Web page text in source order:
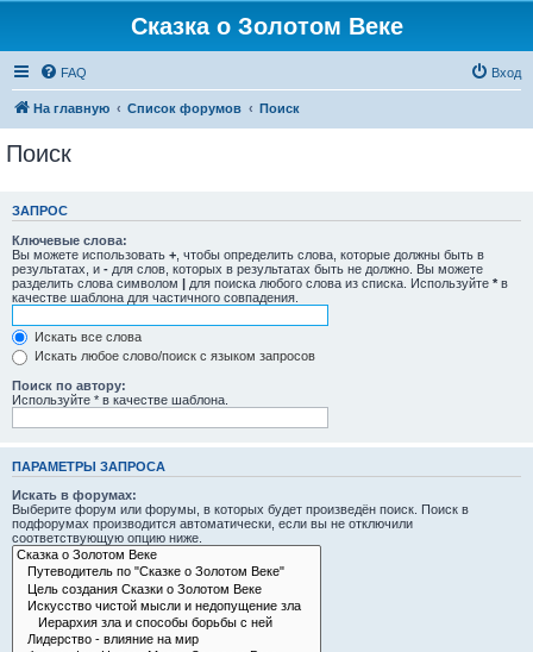
Сказка о Золотом Веке
FAQ Вход
На главную Список форумов Поиск
Поиск
ЗАПРОС
Ключевые слова:
Вы можете использовать + , чтобы определить слова, которые должны быть в
результатах, и - для слов, которых в результатах быть не должно. Вы можете
разделить слова символом | для поиска любого слова из списка. Используйте * в
качестве шаблона для частичного совпадения.
Искать все слова
Искать любое слово/поиск с языком запросов
Поиск по автору:
Используйте * в качестве шаблона.
ПАРАМЕТРЫ ЗАПРОСА
Искать в форумах:
Выберите форум или форумы, в которых будет произведён поиск. Поиск в
подфорумах производится автоматически, если вы не отключили
соответствующую опцию ниже.